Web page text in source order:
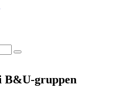
B&U-gruppen